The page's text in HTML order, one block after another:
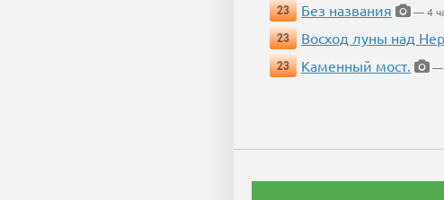
23
Без названия
— 4
23
Восход луны над
23
Каменный мост. —